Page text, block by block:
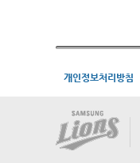
개인정보처리방침